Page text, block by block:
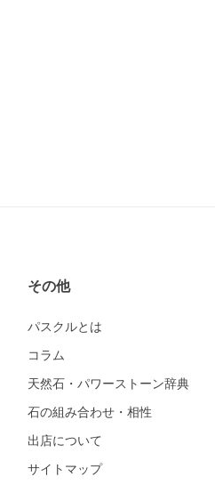
その他
パスクルとは
コラム
天然石・パワーストーン辞典
石の組み合わせ・相性
出店について
サイトマップ